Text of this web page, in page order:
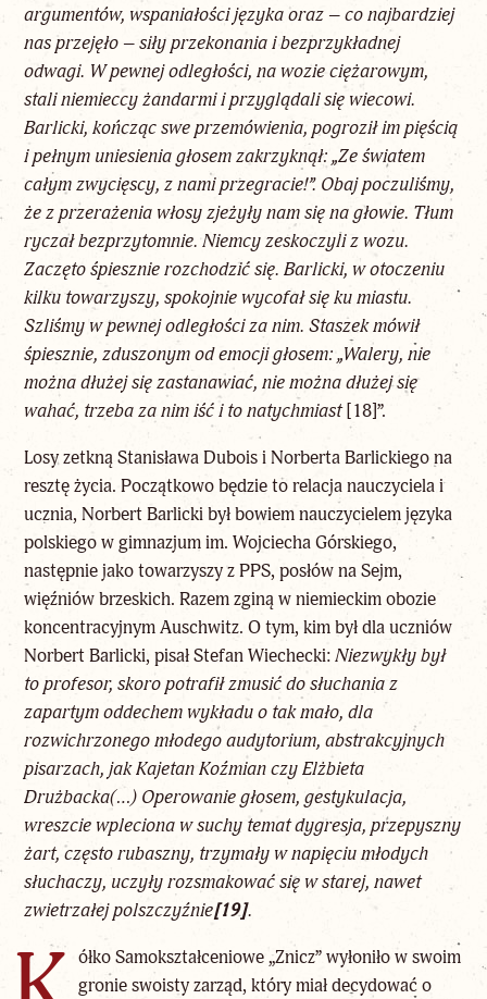
argumentów, wspaniałości języka oraz – co najbardziej
nas przejęło – siły przekonania i bezprzykładnej
odwagi. W pewnej odległości, na wozie ciężarowym,
stali niemieccy żandarmi i przyglądali się wiecowi.
Barlicki, kończąc swe przemówienia, pogroził im pięścią
i pełnym uniesienia głosem zakrzyknął: „Ze światem
całym zwycięscy, z nami przegracie!”. Obaj poczuliśmy,
że z przerażenia włosy zjeżyły nam się na głowie. Tłum
ryczał bezprzytomnie. Niemcy zeskoczyli z wozu.
Zaczęto śpiesznie rozchodzić się. Barlicki, w otoczeniu
kilku towarzyszy, spokojnie wycofał się ku miastu.
Szliśmy w pewnej odległości za nim. Staszek mówił
śpiesznie, zduszonym od emocji głosem: „Walery, nie
można dłużej się zastanawiać, nie można dłużej się
wahać, trzeba za nim iść i to natychmiast [18]”.
Losy zetkną Stanisława Dubois i Norberta Barlickiego na
resztę życia. Początkowo będzie to relacja nauczyciela i
ucznia, Norbert Barlicki był bowiem nauczycielem języka
polskiego w gimnazjum im. Wojciecha Górskiego,
następnie jako towarzyszy z PPS, posłów na Sejm,
więźniów brzeskich. Razem zginą w niemieckim obozie
koncentracyjnym Auschwitz. O tym, kim był dla uczniów
Norbert Barlicki, pisał Stefan Wiechecki:Niezwykły był
to profesor, skoro potrafił zmusić do słuchania z
zapartym oddechem wykładu o tak mało, dla
rozwichrzonego młodego audytorium, abstrakcyjnych
pisarzach, jak Kajetan Koźmian czy Elżbieta
Drużbacka(…) Operowanie głosem, gestykulacja,
wreszcie wpleciona w suchy temat dygresja, przepyszny
żart, często rubaszny, trzymały w napięciu młodych
słuchaczy, uczyły rozsmakować się w starej, nawet
zwietrzałej polszczyźnie[19].
ółko Samokształceniowe „Znicz” wyłoniło w swoim
gronie swoisty zarząd, który miał decydować o